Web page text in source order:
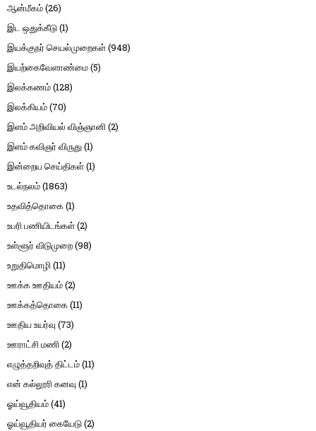
ஆன்மீகம்(26)
இட ஒதுக்கீடு(1)
இயக்குநர் செயல்முறைகள்(948)
இயற்கைவேளாண்மை(5)
இலக்கணம்(128)
இலக்கியம்(70)
இளம் அறிவியல் விஞ்ஞானி(2)
இளம் கவிஞர் விருது(1)
இன்றைய செய்திகள்(1)
உடல்நலம்(1863)
உதவித்தொகை(1)
உபரி பணியிடங்கள்(2)
உள்ளூர் விடுமுறை(98)
உறுதிமொழி(11)
ஊக்க ஊதியம்(2)
ஊக்கத்தொகை(11)
ஊதிய உயர்வு (73)
ஊராட்சி மணி(2)
எழுத்தறிவுத் திட்டம்(11)
என் கல்லூரி கனவு (1)
ஓய்வூதியம்(41)
ஓய்வூதியர் கையேடு(2)